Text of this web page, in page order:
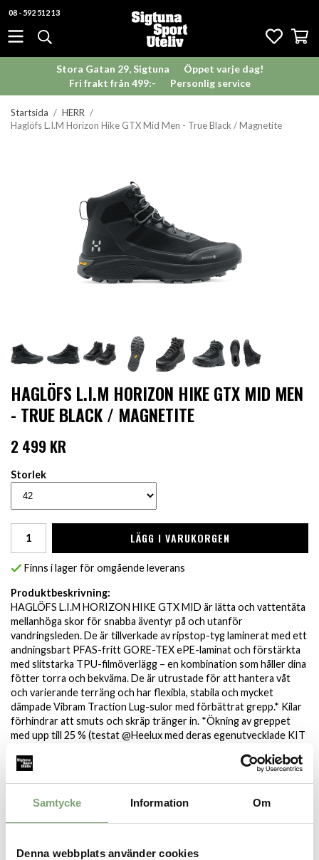
Samtycke Information Om
Denna webbplats använder cookies
08 - 592 512 13
Stora Gatan 29, Sigtuna
Öppet varje dag!
Fri frakt från 499:-
Personlig service
Startsida / HERR /
Haglöfs L.I.M Horizon Hike GTX Mid Men - True Black / Magnetite
HAGLÖFS L.I.M HORIZON HIKE GTX MID MEN
- TRUE BLACK / MAGNETITE
2 499 KR
Storlek
LÄGG I VARUKORGEN
Finns i lager för omgående leverans
Produktbeskrivning:
HAGLÖFS L.I.M HORIZON HIKE GTX MID är lätta och vattentäta
mellanhöga skor för snabba äventyr på och utanför
vandringsleden. De är tillverkade av ripstop-tyg laminerat med ett
andningsbart PFAS-fritt GORE-TEX ePE-laminat och förstärkta
med slitstarka TPU-filmöverlägg – en kombination som håller dina
fötter torra och bekväma. De är utrustade för att hantera våt
och varierande terräng och har flexibla, stabila och mycket
dämpade Vibram Traction Lug-sulor med förbättrat grepp.* Kilar
förhindrar att smuts och skräp tränger in. *Ökning av greppet
med upp till 25 % (testat @Heelux med deras egenutvecklade KIT
beroende på olika typer av terräng och olika kombinationer mellan
Lätt och andningsbar ovandel